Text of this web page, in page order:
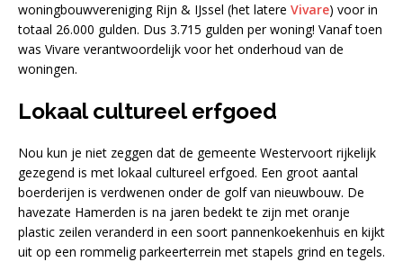
woningbouwvereniging Rijn & IJssel (het latere Vivare) voor in
totaal 26.000 gulden. Dus 3.715 gulden per woning! Vanaf toen
was Vivare verantwoordelijk voor het onderhoud van de
woningen.
Lokaal cultureel erfgoed
Nou kun je niet zeggen dat de gemeente Westervoort rijkelijk
gezegend is met lokaal cultureel erfgoed. Een groot aantal
boerderijen is verdwenen onder de golf van nieuwbouw. De
havezate Hamerden is na jaren bedekt te zijn met oranje
plastic zeilen veranderd in een soort pannenkoekenhuis en kijkt
uit op een rommelig parkeerterrein met stapels grind en tegels.